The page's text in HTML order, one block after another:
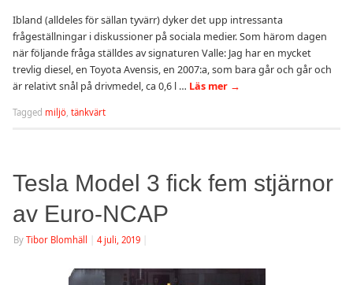
Ibland (alldeles för sällan tyvärr) dyker det upp intressanta
frågeställningar i diskussioner på sociala medier. Som härom dagen
när följande fråga ställdes av signaturen Valle: Jag har en mycket
trevlig diesel, en Toyota Avensis, en 2007:a, som bara går och går och
är relativt snål på drivmedel, ca 0,6 l … Läs mer →
Tagged miljö tänkvärt
Tesla Model 3 fick fem stjärnor
av Euro-NCAP
By Tibor Blomhäll 4 juli, 2019